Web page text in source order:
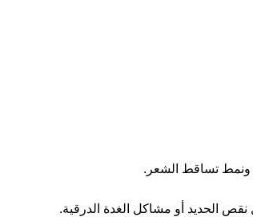
تساقط الشعر.
الحديد أو مشاكل الغدة الدرقية.